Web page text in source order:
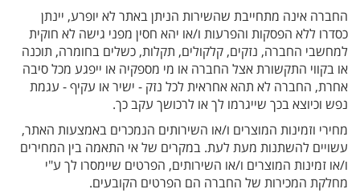
החברה אינה מתחייבת שהשירות הניתן באתר לא יופרע, יינתן
כסדרו ללא הפסקות והפרעות ו/או יהא חסין מפני גישה לא חוקית
למחשבי החברה, נזקים, קלקולים, תקלות, כשלים בחומרה, תוכנה
או בקווי התקשורת אצל החברה או מי מספקיה או ייפגע מכל סיבה
אחרת, החברה לא תהא אחראית לכל נזק - ישיר או עקיף - עגמת
נפש וכיוצא בכך שייגרמו לך או לרכושך עקב כך.
מחירי וזמינות המוצרים ו/או השירותים הנמכרים באמצעות האתר,
עשויים להשתנות מעת לעת. במקרים של אי התאמה בין המחירים
ו/או זמינות המוצרים ו/או השירותים, הפרטים שיימסרו לך ע"י
מחלקת המכירות של החברה הם הפרטים הקובעים.